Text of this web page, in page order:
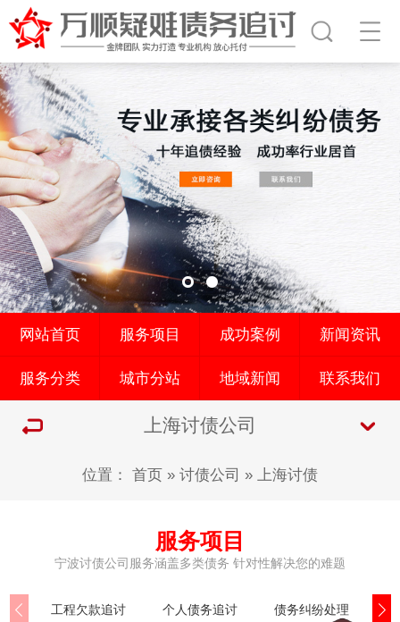
网站首页 服务项目 成功案例 新闻资讯
服务分类 城市分站 地域新闻 联系我们
上海讨债公司
位置： 首页 » 讨债公司 » 上海讨债
服务项目
宁波讨债公司服务涵盖多类债务 针对性解决您的难题
工程欠款追讨 个人债务追讨 债务纠纷处理